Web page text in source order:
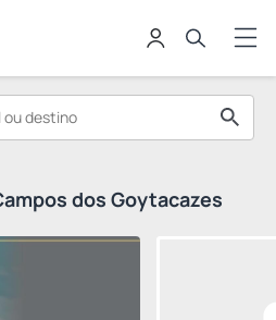
dos Goytacazes